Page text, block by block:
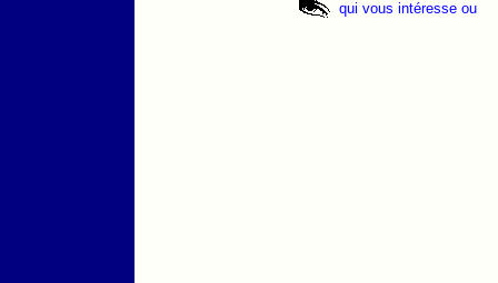
qui vous intéresse ou